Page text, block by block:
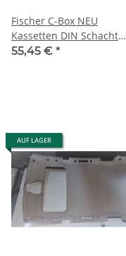
Fischer C-Box NEU
Kassetten DIN Schacht
schwarz ORIGINAL
55,45 € *
AUF LAGER